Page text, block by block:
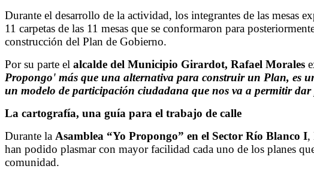
Durante el desarrollo de la actividad, los integrantes de las mesas
11 carpetas de las 11 mesas que se conformaron para
construcción del Plan de Gobierno.
Por su parte el alcalde del Municipio Girardot, Rafael Morales
Propongo' más que una alternativa para construir un Plan, es
un modelo de participación ciudadana que nos va a permitir
La cartografía, una guía para el trabajo de calle
Durante la Asamblea “Yo Propongo” en el Sector Río Blanco I,
han podido plasmar con mayor facilidad cada uno de los planes
comunidad.